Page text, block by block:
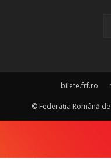
bilete.frf.ro
© Federația Română